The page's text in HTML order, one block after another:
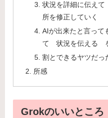
状況を詳細に伝え
所を修正していく
AIが出来たと言って
て 状況を伝える
割とできるヤツだっ
所感
Grokのいいところ